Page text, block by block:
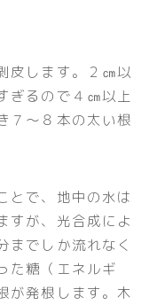
皮します。２㎝以
ぎるので４㎝以上
７～８本の太い根
とで、地中の水は
すが、光合成によ
までしか流れなく
た糖（エネルギ
が発根します。木